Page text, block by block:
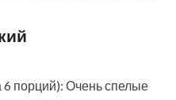
порций): Очень спелые